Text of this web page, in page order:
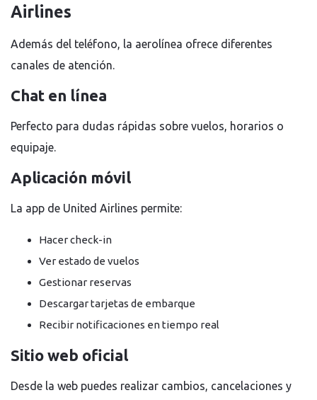
Airlines
Además del teléfono, la aerolínea ofrece diferentes
canales de atención.
Chat en línea
Perfecto para dudas rápidas sobre vuelos, horarios o
equipaje.
Aplicación móvil
La app de United Airlines permite:
Hacer check-in
Ver estado de vuelos
Gestionar reservas
Descargar tarjetas de embarque
Recibir notificaciones en tiempo real
Sitio web oficial
Desde la web puedes realizar cambios, cancelaciones y